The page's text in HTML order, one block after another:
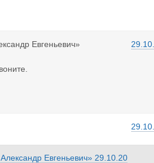
Евгеньевич»
Евгеньевич» 29.10.20